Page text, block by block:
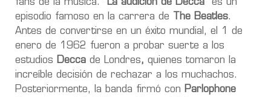
fans de la música. "La audición de Decca" es un
episodio famoso en la carrera de The Beatles.
Antes de convertirse en un éxito mundial, el 1 de
enero de 1962 fueron a probar suerte a los
estudios Decca de Londres, quienes tomaron la
increíble decisión de rechazar a los muchachos.
Posteriormente, la banda firmó con Parlophone